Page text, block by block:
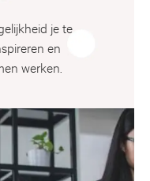
je te
en
werken.